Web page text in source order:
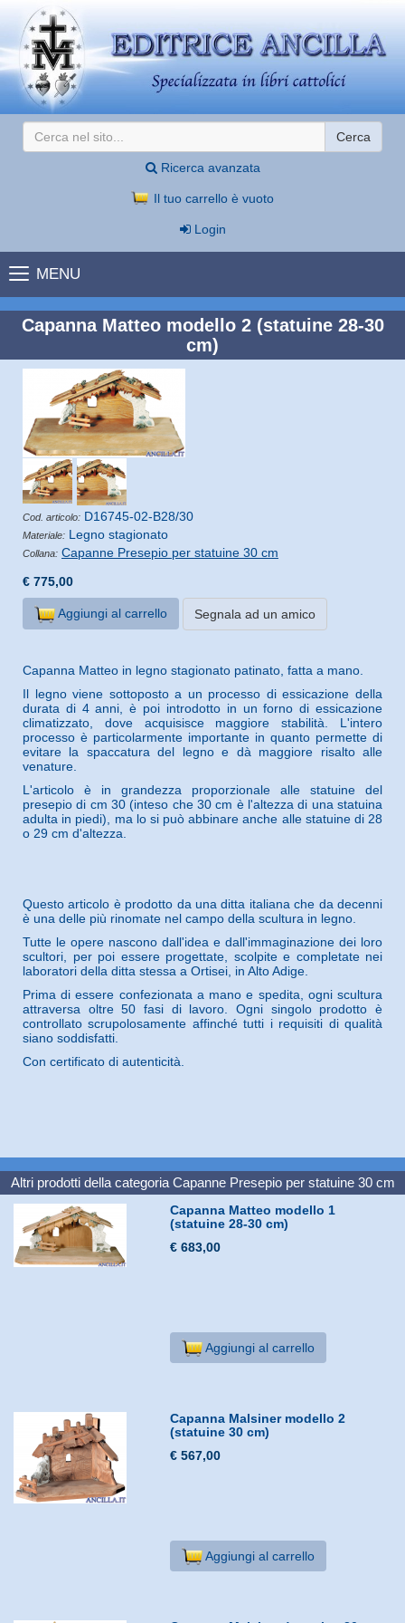
Cerca
Ricerca avanzata
Il tuo carrello è vuoto
Login
MENU
Capanna Matteo modello 2 (statuine 28-30
cm)
Cod. articolo: D16745-02-B28/30
Materiale: Legno stagionato
Collana: Capanne Presepio per statuine 30 cm
€ 775,00
Aggiungi al carrello Segnala ad un amico
Capanna Matteo in legno stagionato patinato, fatta a mano.
Il legno viene sottoposto a un processo di essicazione della
durata di 4 anni, è poi introdotto in un forno di essicazione
climatizzato, dove acquisisce maggiore stabilità. L'intero
processo è particolarmente importante in quanto permette di
evitare la spaccatura del legno e dà maggiore risalto alle
venature.
L'articolo è in grandezza proporzionale alle statuine del
presepio di cm 30 (inteso che 30 cm è l'altezza di una statuina
adulta in piedi), ma lo si può abbinare anche alle statuine di 28
o 29 cm d'altezza.
Questo articolo è prodotto da una ditta italiana che da decenni
è una delle più rinomate nel campo della scultura in legno.
Tutte le opere nascono dall'idea e dall'immaginazione dei loro
scultori, per poi essere progettate, scolpite e completate nei
laboratori della ditta stessa a Ortisei, in Alto Adige.
Prima di essere confezionata a mano e spedita, ogni scultura
attraversa oltre 50 fasi di lavoro. Ogni singolo prodotto è
controllato scrupolosamente affinché tutti i requisiti di qualità
siano soddisfatti.
Con certificato di autenticità.
Altri prodotti della categoria Capanne Presepio per statuine 30 cm
Capanna Matteo modello 1
(statuine 28-30 cm)
€ 683,00
Aggiungi al carrello
Capanna Malsiner modello 2
(statuine 30 cm)
€ 567,00
Aggiungi al carrello